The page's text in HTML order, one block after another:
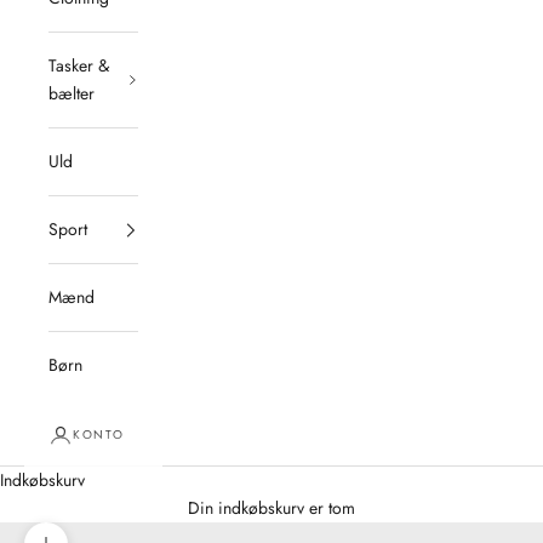
Tasker &
bælter
Uld
Sport
Mænd
Børn
KONTO
Indkøbskurv
Din indkøbskurv er tom